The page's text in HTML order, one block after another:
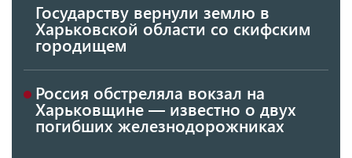
Государству вернули землю в
Харьковской области со скифским
городищем
Россия обстреляла вокзал на
Харьковщине — известно о двух
погибших железнодорожниках